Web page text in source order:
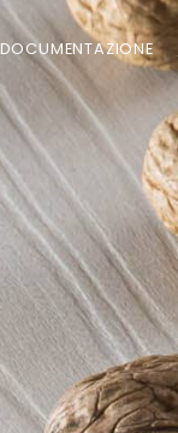
DOCUMENTAZIONE